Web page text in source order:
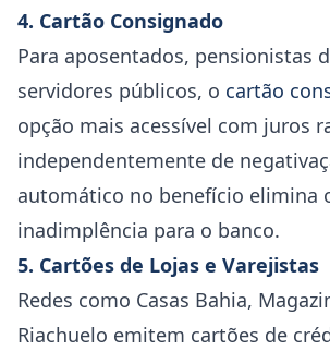
4. Cartão Consignado
Para aposentados, pensionistas
servidores públicos, o cartão
opção mais acessível com juros
independentemente de
automático no benefício elimina
inadimplência para o banco.
5. Cartões de Lojas e Varejistas
Redes como Casas Bahia,
Riachuelo emitem cartões de